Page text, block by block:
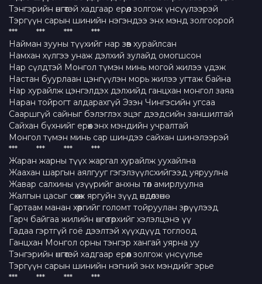
Тэнгэрийн өнгөтэй хадгаар ерөөл золгож үнсүүлээрэй
Тэргүүн сарын шинийн нэгэндээ энх мэнд золгоорой
*** *** *** ***
Найман зууны түүхийг нар зөв хурайлсан
Намхан хүлгээ унаж дэлхий зулайд омoгшсон
Нар сүлдтэй Монгол түмэн минь могой жилээ үдэж
Настан буурлаан цэнгүүлэн морь жилээ угтаж байна
Нар хурайлж цэнгэлдэх дэлхийд ганцхан монгол заяа
Наран тойрогт алдарахгүй Эзэн Чингэсийн угсаа
Сааршгүй сайныг бэлэглэх эцэг дээдсийн заншилтай
Сайхан бүхнийг ерөөх энх мэндийн учралтай
Монгол түмэн минь сар шиндээ сайхан шинэлээрэй
*** *** *** ***
Жаран жарны түүх жаргал хурайлж уухайлна
Жаахан шаргын аялгууг гэгэлзүүлсхийгээд уяруулна
Жавар салхины үзүүрийг анхны төл амирлуулна
Жалгын цасыг сөхөж яргуйн зүүд өндөлзөнө
Гартаам манан хөөргийг голомт тойруулан зөрүүлээд
Гарч байгаа жилийн өнгө төрхийг хэлэлцэнэ үү
Гадаа гэртгүй гоё дээлтэй хүүхдүүд тоглоод
Ганцхан Монгол орны тэнгэр хангай уярна уу
Тэнгэрийн өнгөтэй хадгаар ерөөл золгож үнсүүлье
Тэргүүн сарын шинийн нэгний энх мэндийг эрье
*** *** *** ***